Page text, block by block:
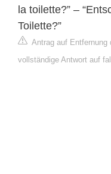
la toilette?” –
Toilette?”
Antrag auf Entfernung
vollständige Antwort auf